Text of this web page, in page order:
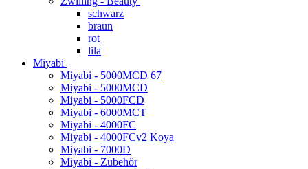
schwarz
braun
rot
lila
Miyabi
Miyabi - 5000MCD 67
Miyabi - 5000MCD
Miyabi - 5000FCD
Miyabi - 6000MCT
Miyabi - 4000FC
Miyabi - 4000FCv2 Koya
Miyabi - 7000D
Miyabi - Zubehör